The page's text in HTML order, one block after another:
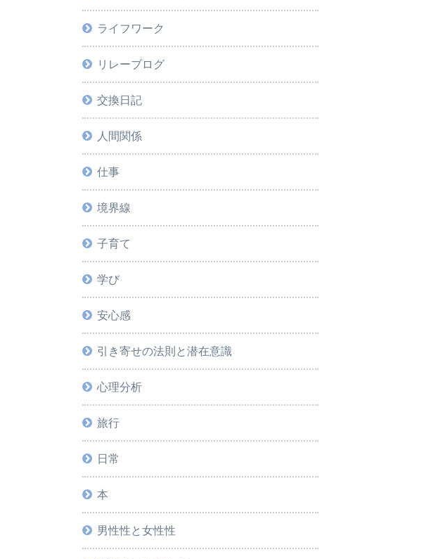
ライフワーク
リレーブログ
交換日記
人間関係
仕事
境界線
子育て
学び
安心感
引き寄せの法則と潜在意識
心理分析
旅行
日常
本
男性性と女性性